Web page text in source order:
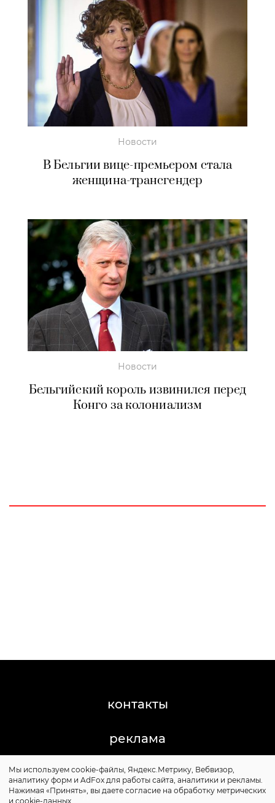
Новости
В Бельгии вице-премьером стала
женщина-трансгендер
Новости
Бельгийский король извинился перед
Конго за колониализм
контакты
реклама
©2011-2026 Posta-Magazine
Сайт может содержать контент, не предназначенный
для лиц младше 16 лет.
Мы используем cookie-файлы, Яндекс.Метрику, Вебвизор,
аналитику форм и AdFox для работы сайта, аналитики и рекламы.
Нажимая «Принять», вы даете согласие на обработку метрических
и cookie-данных.